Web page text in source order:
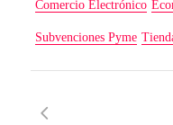
Comercio Electrónico
Subvenciones Pyme